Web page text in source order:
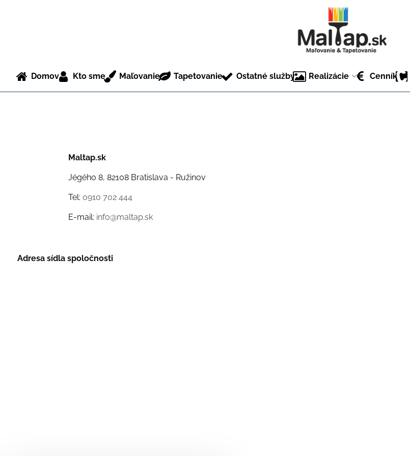
Domov Kto sme Maľovanie Tapetovanie Ostatné služby Realizácie Cenník
Maltap.sk
Jégého 8, 82108 Bratislava - Ružinov
Tel: 0910 702 444
E-mail: info@maltap.sk
Adresa sídla spoločnosti